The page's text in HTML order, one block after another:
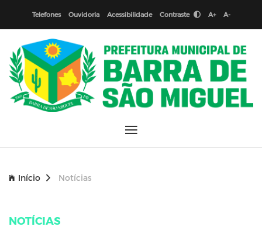
Telefones Ouvidoria Acessibilidade Contraste A+ A-
Início Notícias
NOTÍCIAS